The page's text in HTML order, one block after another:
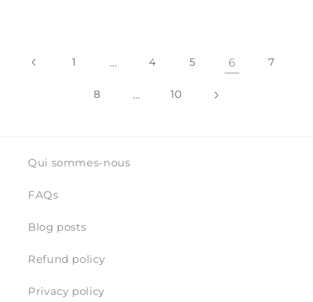
1 … 4 5 6 7
8 … 10
Qui sommes-nous
FAQs
Blog posts
Refund policy
Privacy policy